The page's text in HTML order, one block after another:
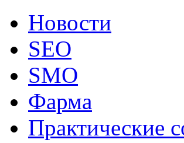
Новости
SEO
SMO
Фарма
Практические